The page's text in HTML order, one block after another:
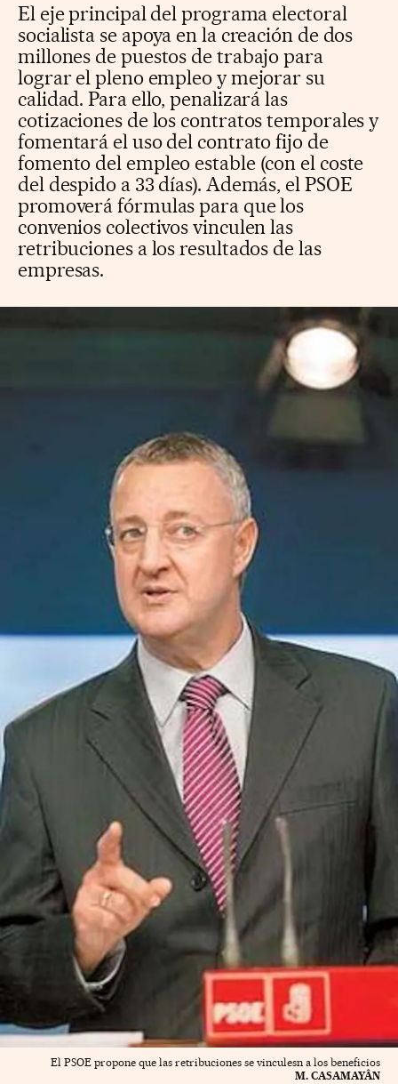
El eje principal del programa electoral
socialista se apoya en la creación de dos
millones de puestos de trabajo para
lograr el pleno empleo y mejorar su
calidad. Para ello, penalizará las
cotizaciones de los contratos temporales y
fomentará el uso del contrato fijo de
fomento del empleo estable (con el coste
del despido a 33 días). Además, el PSOE
promoverá fórmulas para que los
convenios colectivos vinculen las
retribuciones a los resultados de las
empresas.
El PSOE propone que las retribuciones se vinculesn a los beneficios
M. CASAMAYÂN